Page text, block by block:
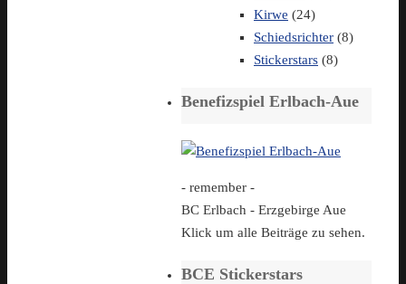
Kirwe (24)
Schiedsrichter (8)
Stickerstars (8)
Benefizspiel Erlbach-Aue
- remember -
BC Erlbach - Erzgebirge Aue
Klick um alle Beiträge zu sehen.
BCE Stickerstars